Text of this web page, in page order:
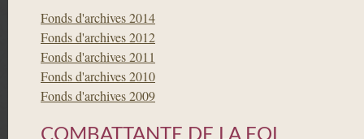
Fonds d'archives 2014
Fonds d'archives 2012
Fonds d'archives 2011
Fonds d'archives 2010
Fonds d'archives 2009
COMBATTANTE DE LA FOI